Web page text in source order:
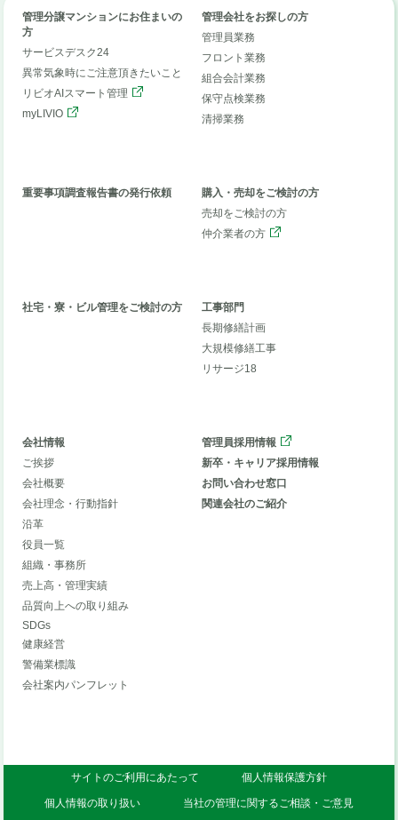
管理分譲マンションにお住まいの
方
サービスデスク24
異常気象時にご注意頂きたいこと
リビオAIスマート管理
myLIVIO
管理会社をお探しの方
管理員業務
フロント業務
組合会計業務
保守点検業務
清掃業務
重要事項調査報告書の発行依頼
購入・売却をご検討の方
売却をご検討の方
仲介業者の方
社宅・寮・ビル管理をご検討の方
工事部門
長期修繕計画
大規模修繕工事
リサージ18
会社情報
ご挨拶
会社概要
会社理念・行動指針
沿革
役員一覧
組織・事務所
売上高・管理実績
品質向上への取り組み
SDGs
健康経営
警備業標識
会社案内パンフレット
管理員採用情報
新卒・キャリア採用情報
お問い合わせ窓口
関連会社のご紹介
サイトのご利用にあたって 個人情報保護方針
個人情報の取り扱い 当社の管理に関するご相談・ご意見